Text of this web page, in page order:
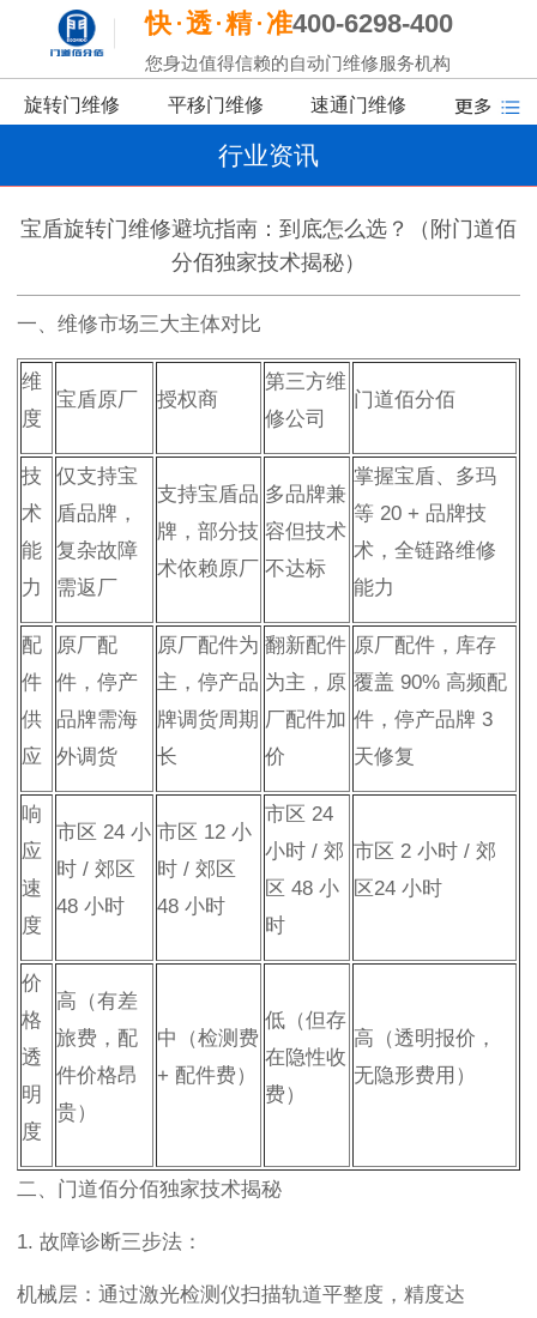
快 透 精 准400-6298-400
您身边值得信赖的自动门维修服务机构
旋转门维修 平移门维修 速通门维修
行业资讯
宝盾旋转门维修避坑指南：到底怎么选？（附门道佰
分佰独家技术揭秘）
一、维修市场三大主体对比
维
度
宝盾原厂 授权商
第三方维
修公司
门道佰分佰
技
术
能
力
仅支持宝
盾品牌，
复杂故障
需返厂
支持宝盾品
牌，部分技
术依赖原厂
多品牌兼
容但技术
不达标
掌握宝盾、多玛
等 20 + 品牌技
术，全链路维修
能力
配
件
供
应
原厂配
件，停产
品牌需海
外调货
原厂配件为
主，停产品
牌调货周期
长
翻新配件
为主，原
厂配件加
价
原厂配件，库存
覆盖 90% 高频配
件，停产品牌 3
天修复
响
应
速
度
市区 24 小
时 / 郊区
48 小时
市区 12 小
时 / 郊区
48 小时
市区 24
小时 / 郊
区 48 小
时
市区 2 小时 / 郊
区24 小时
价
格
透
明
度
高（有差
旅费，配
件价格昂
贵）
中（检测费
+ 配件费）
低（但存
在隐性收
费）
高（透明报价，
无隐形费用）
二、门道佰分佰独家技术揭秘
1. 故障诊断三步法：
机械层：通过激光检测仪扫描轨道平整度，精度达